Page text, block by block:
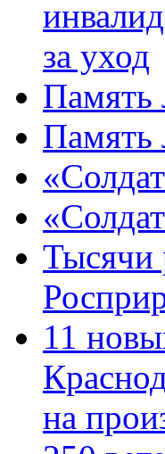
за уход
Память
Память
Тысячи
11
на